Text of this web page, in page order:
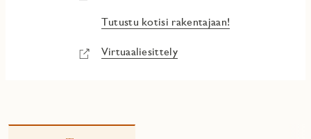
Tutustu kotisi rakentajaan!
Virtuaaliesittely